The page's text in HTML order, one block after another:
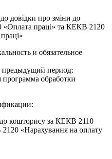
довідки про зміни до
праці» та КЕКВ 2120
и обязательное
предыдущий период;
программа обработки
кошторису за КЕКВ 2110
«Нарахування на оплату